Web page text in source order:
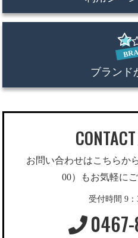
ブランド
CONTACT
お問い合わせはこちらか
00）もお気軽に
受付時間 9：